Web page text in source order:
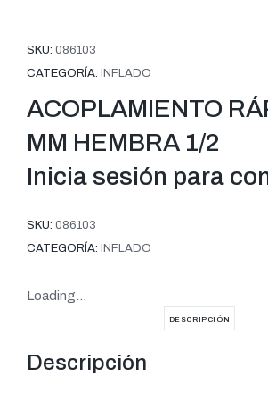
SKU: 086103
CATEGORÍA:
INFLADO
ACOPLAMIENTO
MM HEMBRA 1/2
Inicia sesión para
SKU: 086103
CATEGORÍA:
INFLADO
Loading...
DESCRIPCIÓN
Descripción